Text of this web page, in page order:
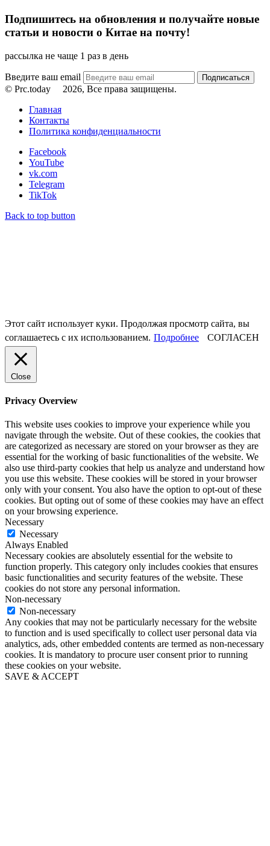
Подпишитесь на обновления и получайте новые
статьи и новости о Китае на почту!
рассылка не чаще 1 раз в день
Введите ваш email
© Prc.today
2026, Все права защищены.
Главная
Контакты
Политика конфиденциальности
Facebook
YouTube
vk.com
Telegram
TikTok
Back to top button
Этот сайт использует куки. Продолжая просмотр сайта, вы
соглашаетесь с их использованием. Подробнее СОГЛАСЕН
Close
Privacy Overview
This website uses cookies to improve your experience while you
navigate through the website. Out of these cookies, the cookies that
are categorized as necessary are stored on your browser as they are
essential for the working of basic functionalities of the website. We
also use third-party cookies that help us analyze and understand how
you use this website. These cookies will be stored in your browser
only with your consent. You also have the option to opt-out of these
cookies. But opting out of some of these cookies may have an effect
on your browsing experience.
Necessary
Necessary
Always Enabled
Necessary cookies are absolutely essential for the website to
function properly. This category only includes cookies that ensures
basic functionalities and security features of the website. These
cookies do not store any personal information.
Non-necessary
Non-necessary
Any cookies that may not be particularly necessary for the website
to function and is used specifically to collect user personal data via
analytics, ads, other embedded contents are termed as non-necessary
cookies. It is mandatory to procure user consent prior to running
these cookies on your website.
SAVE & ACCEPT